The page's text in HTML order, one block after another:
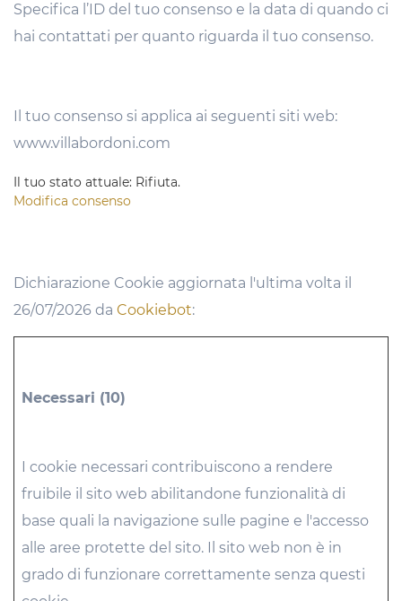
Specifica l’ID del tuo consenso e la data di quando ci
hai contattati per quanto riguarda il tuo consenso.
Il tuo consenso si applica ai seguenti siti web:
www.villabordoni.com
Il tuo stato attuale: Rifiuta.
Modifica consenso
Dichiarazione Cookie aggiornata l'ultima volta il
26/07/2026 da Cookiebot:
Necessari (10)
I cookie necessari contribuiscono a rendere
fruibile il sito web abilitandone funzionalità di
base quali la navigazione sulle pagine e l'accesso
alle aree protette del sito. Il sito web non è in
grado di funzionare correttamente senza questi